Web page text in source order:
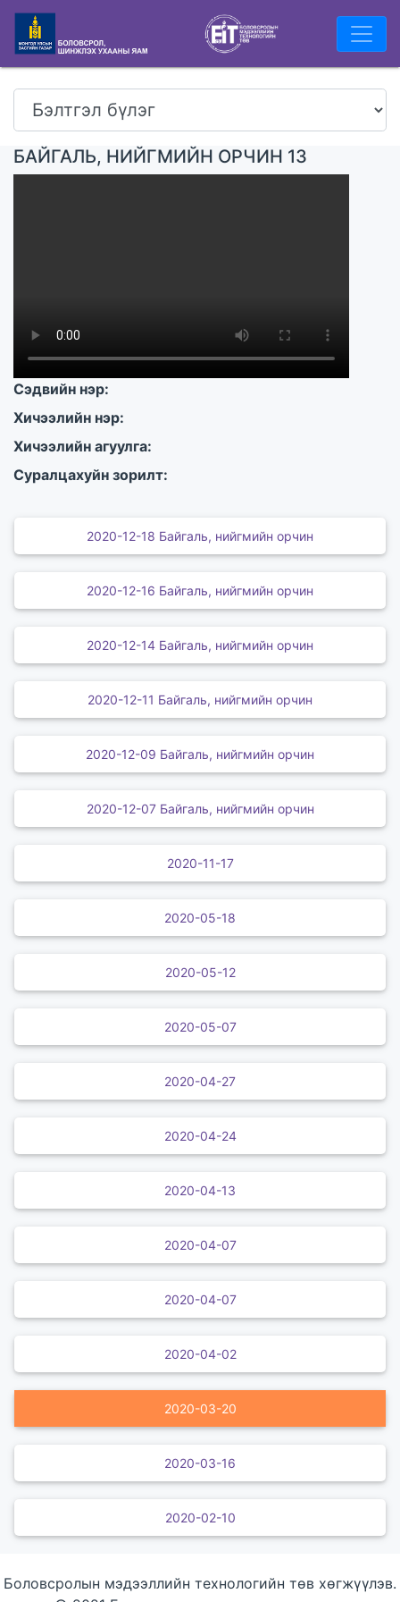
БАЙГАЛЬ, НИЙГМИЙН ОРЧИН 13
Сэдвийн нэр:
Хичээлийн нэр:
Хичээлийн агуулга:
Суралцахуйн зорилт:
2020-12-18 Байгаль, нийгмийн орчин
2020-12-16 Байгаль, нийгмийн орчин
2020-12-14 Байгаль, нийгмийн орчин
2020-12-11 Байгаль, нийгмийн орчин
2020-12-09 Байгаль, нийгмийн орчин
2020-12-07 Байгаль, нийгмийн орчин
2020-11-17
2020-05-18
2020-05-12
2020-05-07
2020-04-27
2020-04-24
2020-04-13
2020-04-07
2020-04-07
2020-04-02
2020-03-20
2020-03-16
2020-02-10
Боловсролын мэдээллийн технологийн төв хөгжүүлэв.